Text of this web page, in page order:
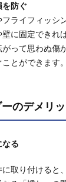
防ぐ
ライフィッシ
に固定できれ
って思わぬ傷
とができます。
のデメリ
なる
取り付けると